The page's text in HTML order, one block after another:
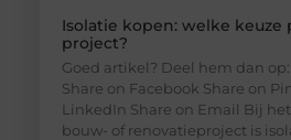
Isolatie kopen: welke keuze
project?
Goed artikel? Deel hem dan
Share on Facebook Share on
LinkedIn Share on Email Bij
bouw- of renovatieproject is